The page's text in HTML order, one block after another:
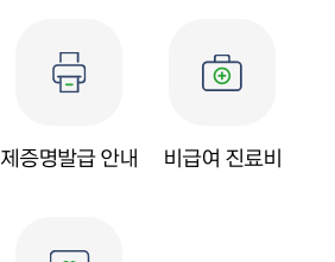
제증명발급안내 비급여 진료비